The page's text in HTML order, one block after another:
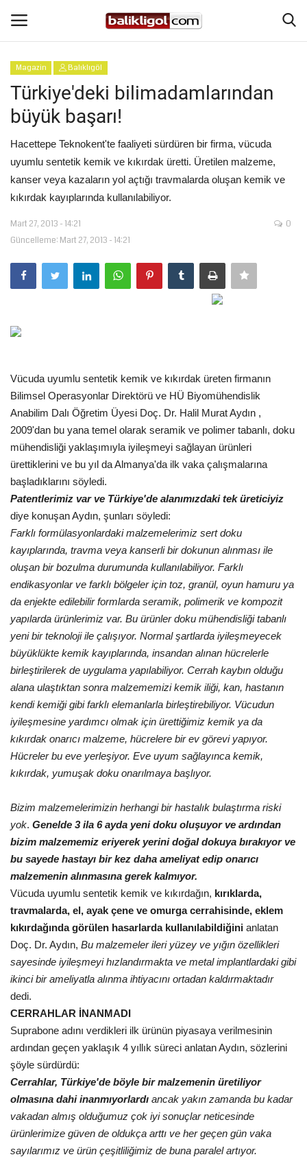
Giriş Yap
Anasayfa
Köşe Yazıları
Eğitim
Magazin
Şanlıurfa
Gündem
Ekonomi
Galeriler
Siyaset
Künye
Yaşam
Sağlık
İletişim
Kültür Sanat
Magazin Balıklıgöl
Türkiye'deki bilimadamlarından
büyük başarı!
Hacettepe Teknokent'te faaliyeti sürdüren bir firma, vücuda
uyumlu sentetik kemik ve kıkırdak üretti. Üretilen malzeme,
kanser veya kazaların yol açtığı travmalarda oluşan kemik ve
kıkırdak kayıplarında kullanılabiliyor.
Mart 27, 2013 - 14:21
Güncelleme: Mart 27, 2013 - 14:21
0
Vücuda uyumlu sentetik kemik ve kıkırdak üreten firmanın
Bilimsel Operasyonlar Direktörü ve HÜ Biyomühendislik
Anabilim Dalı Öğretim Üyesi Doç. Dr. Halil Murat Aydın ,
2009'dan bu yana temel olarak seramik ve polimer tabanlı, doku
mühendisliği yaklaşımıyla iyileşmeyi sağlayan ürünleri
ürettiklerini ve bu yıl da Almanya'da ilk vaka çalışmalarına
başladıklarını söyledi.
Patentlerimiz var ve Türkiye'de alanımızdaki tek üreticiyiz
diye konuşan Aydın, şunları söyledi:
Farklı formülasyonlardaki malzemelerimiz sert doku
kayıplarında, travma veya kanserli bir dokunun alınması ile
oluşan bir bozulma durumunda kullanılabiliyor. Farklı
endikasyonlar ve farklı bölgeler için toz, granül, oyun hamuru ya
da enjekte edilebilir formlarda seramik, polimerik ve kompozit
yapılarda ürünlerimiz var. Bu ürünler doku mühendisliği tabanlı
yeni bir teknoloji ile çalışıyor. Normal şartlarda iyileşmeyecek
büyüklükte kemik kayıplarında, insandan alınan hücrelerle
birleştirilerek de uygulama yapılabiliyor. Cerrah kaybın olduğu
alana ulaştıktan sonra malzememizi kemik iliği, kan, hastanın
kendi kemiği gibi farklı elemanlarla birleştirebiliyor. Vücudun
iyileşmesine yardımcı olmak için ürettiğimiz kemik ya da
kıkırdak onarıcı malzeme, hücrelere bir ev görevi yapıyor.
Hücreler bu eve yerleşiyor. Eve uyum sağlayınca kemik,
kıkırdak, yumuşak doku onarılmaya başlıyor.
Bizim malzemelerimizin herhangi bir hastalık bulaştırma riski
yok. Genelde 3 ila 6 ayda yeni doku oluşuyor ve ardından
bizim malzememiz eriyerek yerini doğal dokuya bırakıyor ve
bu sayede hastayı bir kez daha ameliyat edip onarıcı
malzemenin alınmasına gerek kalmıyor.
Vücuda uyumlu sentetik kemik ve kıkırdağın, kırıklarda,
travmalarda, el, ayak çene ve omurga cerrahisinde, eklem
kıkırdağında görülen hasarlarda kullanılabildiğini anlatan
Doç. Dr. Aydın, Bu malzemeler ileri yüzey ve yığın özellikleri
sayesinde iyileşmeyi hızlandırmakta ve metal implantlardaki gibi
ikinci bir ameliyatla alınma ihtiyacını ortadan kaldırmaktadır
dedi.
CERRAHLAR İNANMADI
Suprabone adını verdikleri ilk ürünün piyasaya verilmesinin
ardından geçen yaklaşık 4 yıllık süreci anlatan Aydın, sözlerini
şöyle sürdürdü:
Cerrahlar, Türkiye'de böyle bir malzemenin üretiliyor
olmasına dahi inanmıyorlardı ancak yakın zamanda bu kadar
vakadan almış olduğumuz çok iyi sonuçlar neticesinde
ürünlerimize güven de oldukça arttı ve her geçen gün vaka
sayılarımız ve ürün çeşitliliğimiz de buna paralel artıyor.